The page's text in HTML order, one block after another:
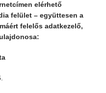
elérhető
felület – együttesen a
felelős adatkezelő,